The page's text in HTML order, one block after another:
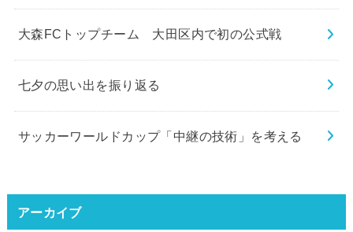
大森FCトップチーム 大田区内で初の公式戦
七夕の思い出を振り返る
サッカーワールドカップ「中継の技術」を考える
アーカイブ